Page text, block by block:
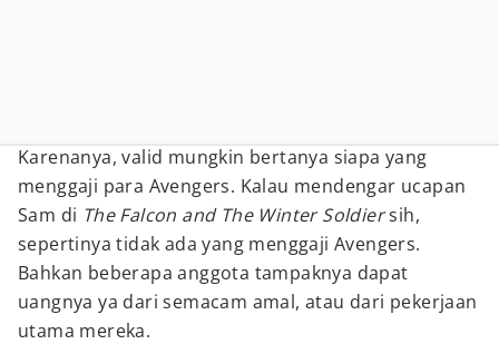
Karenanya, valid mungkin bertanya siapa yang
menggaji para Avengers. Kalau mendengar ucapan
Sam di The Falcon and The Winter Soldiersih,
sepertinya tidak ada yang menggaji Avengers.
Bahkan beberapa anggota tampaknya dapat
uangnya ya dari semacam amal, atau dari pekerjaan
utama mereka.